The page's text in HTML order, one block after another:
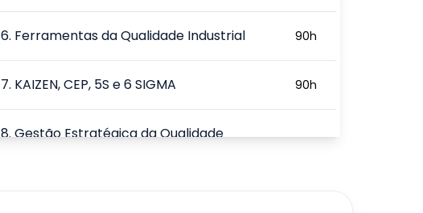
6. Ferramentas da Qualidade Industrial 90h
7. KAIZEN, CEP, 5S e 6 SIGMA 90h
8.Gestão Estratégica da Qualidade
90h